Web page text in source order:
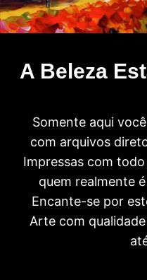
A Beleza
Somente aqui
com arquivos
Impressas com
quem realmente
Encante-se por
Arte com